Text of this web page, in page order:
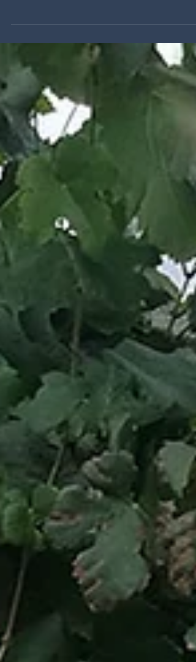
ditas «proibidas» — Clinton, Isabelle, Noah,
Othello, Jacquez e Herbemont —, bem
como às variedades híbridas resistentes (ou
PIWI). Organizado por iniciativa do
deputado europeu Éric Sargiacomo, com o
apoio de Cristina Guarda, Esther Herranz
García e André Franqueira Rodrigues, este
encontro reuniu viticultores, investigadores